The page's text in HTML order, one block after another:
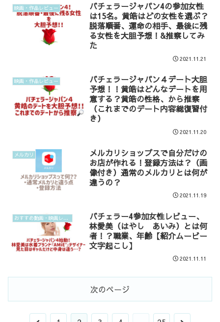
映画・作品レビュー
バチェラージャパン4の参加女性
は15名。黄皓はどの女性を選ぶ？
脱落順番、運命の相手、最後に残
る女性を大胆予想！&推察してみ
た
2021.11.21
映画・作品レビュー
バチェラージャパン４デート大胆
予想！！黄皓はどんなデートを用
意する？黄皓の性格、から推察
（これまでのデート内容総復習付
き）
2021.11.20
メルカリ
メルカリショップスで自分だけの
お店が作れる！登録方法は？（画
像付き）通常のメルカリとは何が
違うの？
2021.11.19
おすすめ動画・映画レビュー
バチェラー4参加女性レビュー、
林愛美（はやし あいみ）とは何
者！？職業、年齢【紹介ムービー
文字起こし】
2021.11.11
次のページ